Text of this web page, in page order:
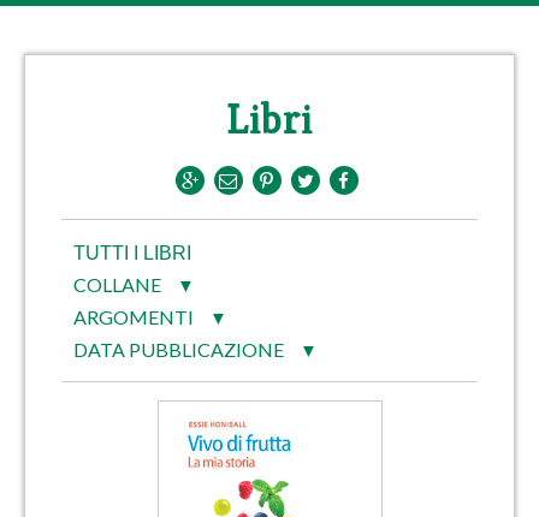
Libri
TUTTI I LIBRI
COLLANE ▼
ARGOMENTI ▼
DATA PUBBLICAZIONE ▼